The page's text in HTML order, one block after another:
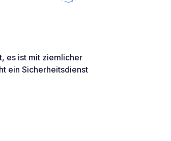
es ist mit ziemlicher
ein Sicherheitsdienst